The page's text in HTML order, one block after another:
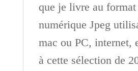
que je livre au
numérique Jpeg
mac ou PC,
à cette sélection de